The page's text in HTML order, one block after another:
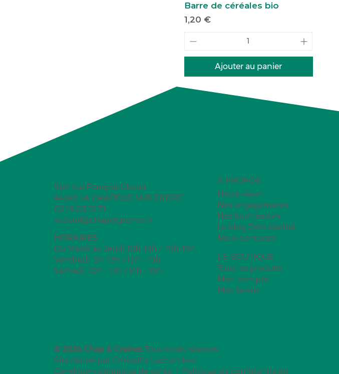
Barre de céréales bio
Prix
1,20 €
Ajouter au panier
© 2024 Chap & GrainesTous droits réservés
Site réalisé par Christelle Lachambre
Conditions générales de vente| Politique de confidentialité
5ter rue François Clouet
44240 LA CHAPELLE SUR ERDRE
02 18 03 15 71
accueil@chapetgraines.fr
HORAIRES
Du Mardi au Jeudi 10h-13h / 15h-19h
Vendredi 9h-13h / 15h – 19h
Samedi 10h – 13h / 14h – 19h
À PROPOS
Notre vision
Nos engagements
Nos fournisseurs
Le blog Zéro déchet
Nous contacter
L'E-BOUTIQUE
Tous les produits
Mon compte
Mes favoris